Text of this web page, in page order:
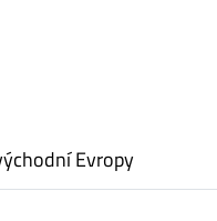
Evropy